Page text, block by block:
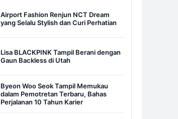
Airport Fashion Renjun NCT Dream
yang Selalu Stylish dan Curi Perhatian
Lisa BLACKPINK Tampil Berani dengan
Gaun Backless di Utah
Byeon Woo Seok Tampil Memukau
dalam Pemotretan Terbaru, Bahas
Perjalanan 10 Tahun Karier